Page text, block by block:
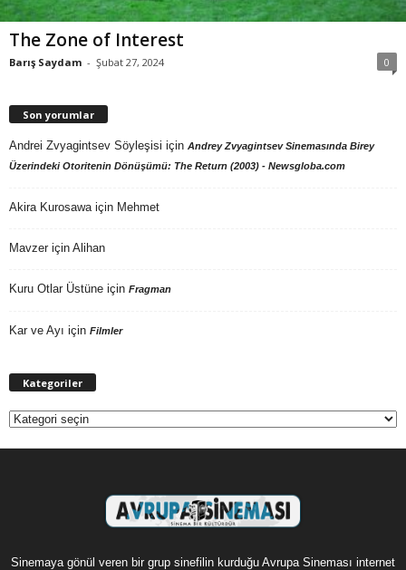
The Zone of Interest
Barış Saydam - Şubat 27, 2024 0
Son yorumlar
Andrei Zvyagintsev Söyleşisi için Andrey Zvyagintsev Sinemasında Birey
Üzerindeki Otoritenin Dönüşümü: The Return (2003) - Newsgloba.com
Akira Kurosawa için Mehmet
Mavzer için Alihan
Kuru Otlar Üstüne için Fragman
Kar ve Ayı için Filmler
Kategoriler
Kategoriler
Sinemaya gönül veren bir grup sinefilin kurduğu Avrupa Sineması internet